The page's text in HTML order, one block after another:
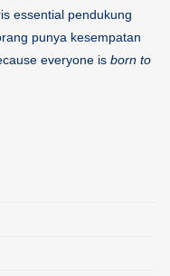
essential pendukung
punya kesempatan
everyone is born to